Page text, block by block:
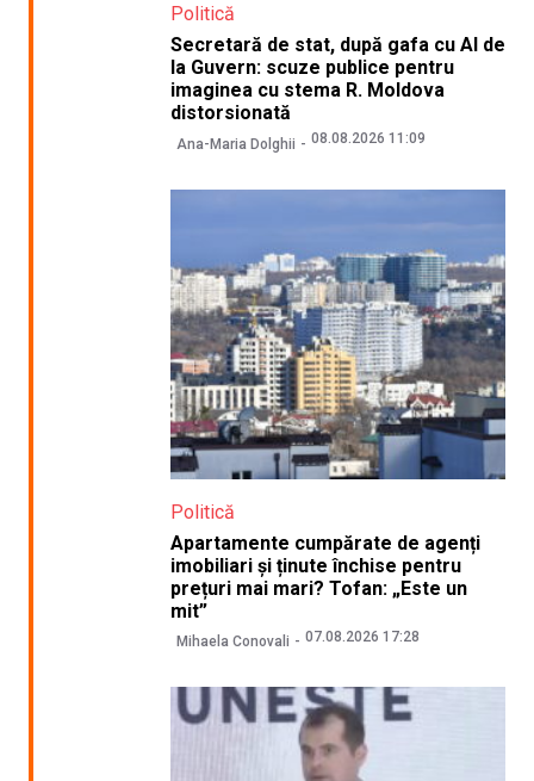
Politică
Secretară de stat, după gafa cu AI de
la Guvern: scuze publice pentru
imaginea cu stema R. Moldova
distorsionată
Ana-Maria Dolghii 08.08.2026 11:09
Politică
Apartamente cumpărate de agenți
imobiliari și ținute închise pentru
prețuri mai mari? Tofan: „Este un
mit”
Mihaela Conovali 07.08.2026 17:28